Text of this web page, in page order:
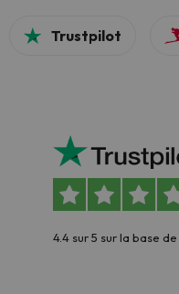
Trustpilot
4.4 sur 5 sur la base